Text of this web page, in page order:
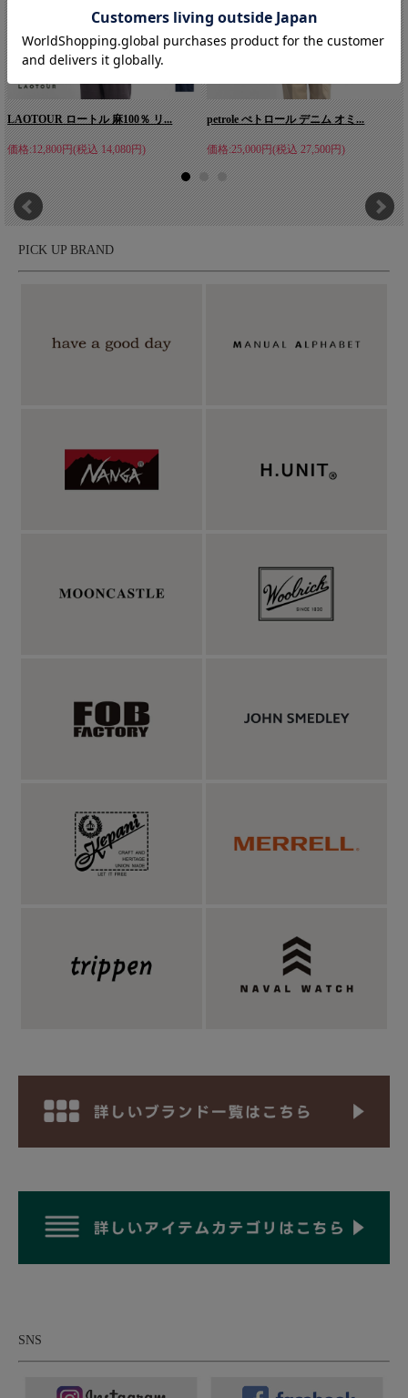
アウトドアフリークに多くのファンを持つ国産屈指のシェラフ・
メーカー「NANGA」に向けて「MANUAL ALPHABET」が別注
をかける毎冬恒例のダウンシリーズ。今作は、暖冬時にも使いや
すい薄型のダウンジャケット「EQUIPMENT DOWN TRACK
JACKET(エキップメントダウントラックジャケット)」。アウタ
ーとして着用できるのは当たり前ですが、シェルジャケットなど
と合わせてミドルレイヤーとしても活躍する一着です。イギリス
軍を代表する中綿ジャケット、「PCSサーマルジャケット」のよ
うなトラックジャケットタイプのデザインがベース。スタンド襟
にゆったりとして、袖口にゴムが内蔵された丸みのあるフォルム
が印象的。フロントの切り替え部に目立たないコンシールファス
ナーポケットが設けられ、両サイドにもシームポケットが設置。
見た目のミニマルさはMANUALらしい仕上がり。フロントは上
下開閉のダブルファスナー、裾はゴムスピンドルでシルエットの
本体に充填している羽毛はリサイクルダウン。NANGA社が活動
する自然に対する取り組みとして、限りある資源であるダウン
（羽毛）を再利用する「グリーンダウンプロジェクト」がありま
た素材です。リサイクルダウンとは言え、そのかさ高さは「700
フィルパワー」。フィルパワーとは羽毛の膨張する数値みたいな
ものですが、大体500を超えてくると質の良いダウンかなぁとい
ヤーとしても着用しやすいし、春秋冬の長いシーズン着用できる
LAOTOUR ロートル 麻100％ リ...
価格:12,800円(税込 14,080円)
petrole ぺトロール デニム オミ...
価格:25,000円(税込 27,500円)
PICK UP BRAND
SNS